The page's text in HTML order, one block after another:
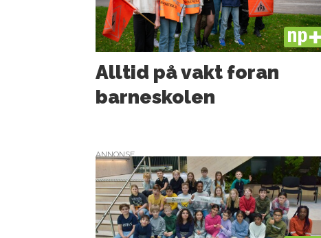
PLUS
Alltid på vakt foran
barneskolen
ANNONSE